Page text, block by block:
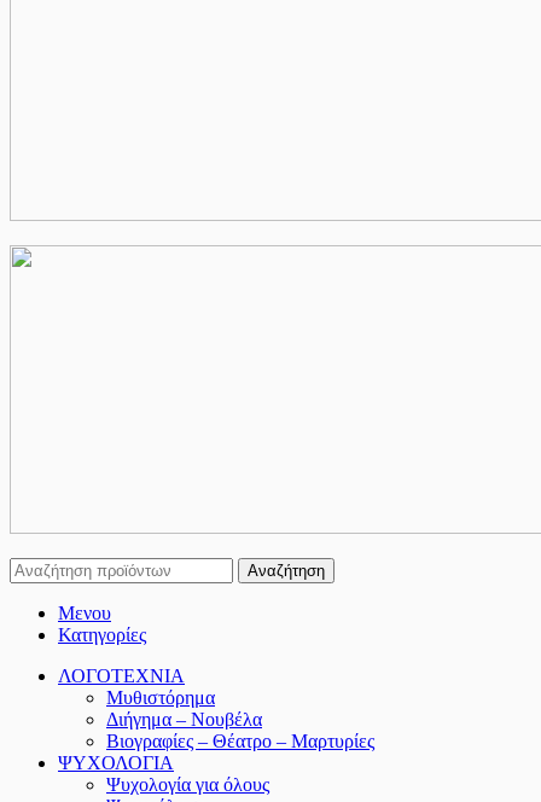
Αναζήτηση
Μενου
Κατηγορίες
ΛΟΓΟΤΕΧΝΙΑ
Μυθιστόρημα
Διήγημα – Νουβέλα
Βιογραφίες – Θέατρο – Μαρτυρίες
ΨΥΧΟΛΟΓΙΑ
Ψυχολογία για όλους